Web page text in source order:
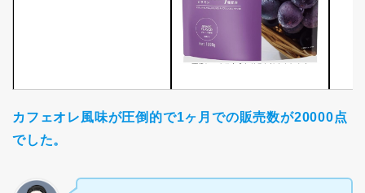
カフェオレ風味が圧倒的で1ヶ月での販売数が20000点
でした。